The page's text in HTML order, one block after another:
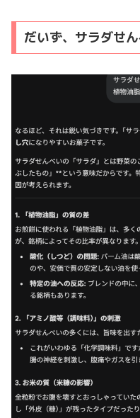
だいず、サラダせ